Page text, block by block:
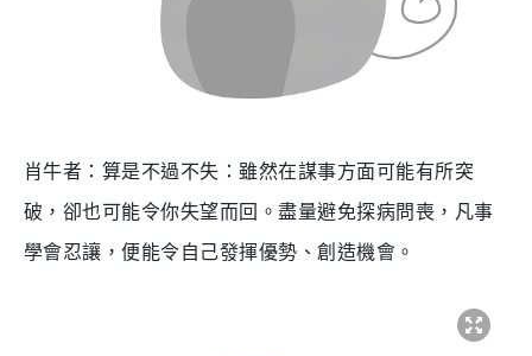
肖牛者：算是不過不失：雖然在謀事方面可能有所突
破，卻也可能令你失望而回。盡量避免探病問喪，凡事
學會忍讓，便能令自己發揮優勢、創造機會。